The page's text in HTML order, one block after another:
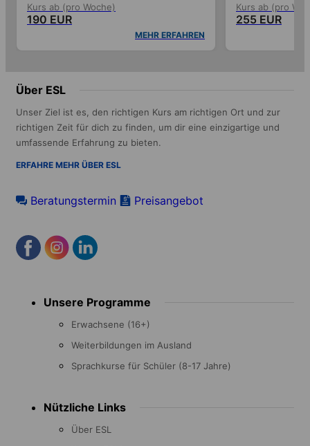
Kurs ab (pro Woche)
190 EUR
MEHR ERFAHREN
Kurs ab (pro
255 EUR
Über ESL
Unser Ziel ist es, den richtigen Kurs am richtigen Ort und zur
richtigen Zeit für dich zu finden, um dir eine einzigartige und
umfassende Erfahrung zu bieten.
ERFAHRE MEHR ÜBER ESL
Beratungstermin Preisangebot
menu Unsere Programme
Erwachsene (16+)
Weiterbildungen im Ausland
Sprachkurse für Schüler (8-17 Jahre)
Nützliche Links
Über ESL